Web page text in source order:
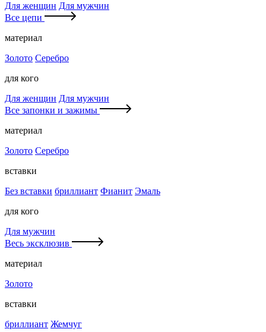
Для женщин Для мужчин
Все цепи
материал
Золото Серебро
для кого
Для женщин Для мужчин
Все запонки и зажимы
материал
Золото Серебро
вставки
Без вставки бриллиант Фианит Эмаль
для кого
Для мужчин
Весь эксклюзив
материал
Золото
вставки
бриллиант Жемчуг